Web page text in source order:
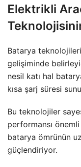
Elektrikli
Batarya
gelişiminde
nesil katı hal
kısa şarj süresi
Bu teknolojiler
performansı
batarya ömrünün
güçlendiriyor.